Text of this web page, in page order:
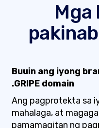
Mga
Buuin ang iyong
.GRIPE domain
Ang pagprotekta sa
mahalaga, at
pamamagitan ng